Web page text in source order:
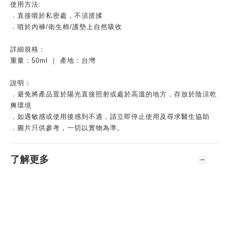
使用方法:
．直接噴於私密處，不須搓揉
．噴於內褲/衛生棉/護墊上自然吸收
詳細規格：
重量：50ml ｜ 產地：台灣
說明：
．避免將產品置於陽光直接照射或處於高溫的地方，存放於陰涼乾
爽環境
．如遇敏感或使用後感到不適，請立即停止使用及尋求醫生協助
．圖片只供參考，一切以實物為準。
了解更多